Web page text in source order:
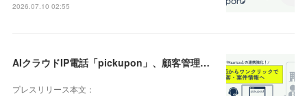
2026.07.10 02:55
AIクラウドIP電話「pickupon」、顧客管理システム「Mazrica」上の顧客や案件の詳細情報へワンクリックで遷移できる新機能を追加
プレスリリース本文：